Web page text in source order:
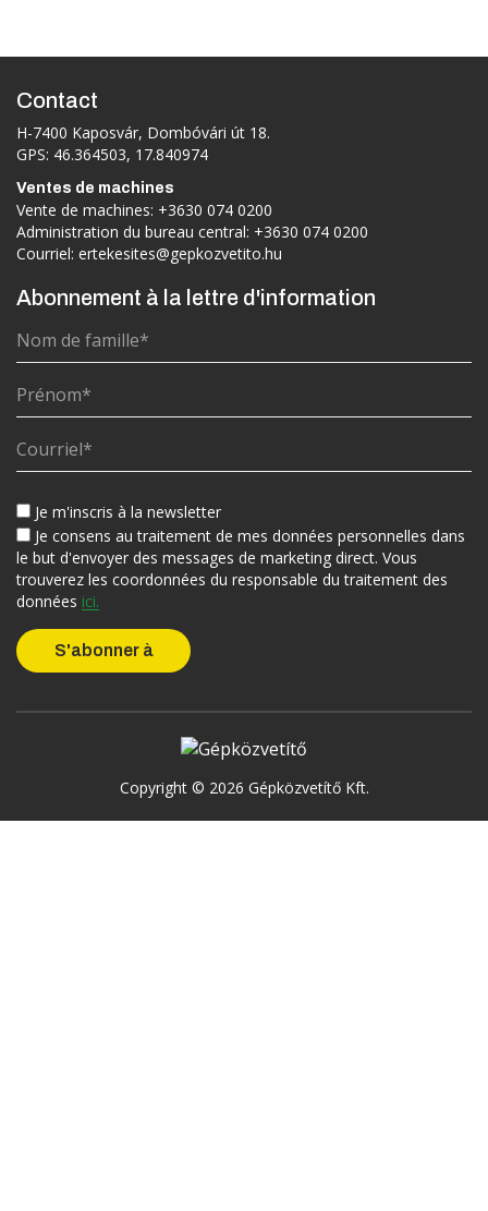
Contact
H-7400 Kaposvár, Dombóvári út 18.
GPS: 46.364503, 17.840974
Ventes de machines
Vente de machines: +3630 074 0200
Administration du bureau central: +3630 074 0200
Courriel: ertekesites@gepkozvetito.hu
Abonnement à la lettre d'information
Je m'inscris à la newsletter
Je consens au traitement de mes données personnelles dans
le but d'envoyer des messages de marketing direct. Vous
trouverez les coordonnées du responsable du traitement des
données ici.
Copyright © 2026 Gépközvetítő Kft.